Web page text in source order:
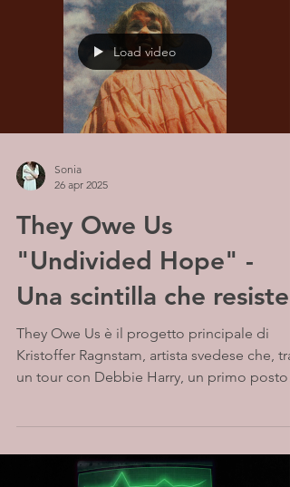
Load video
Sonia
26 apr 2025
They Owe Us
"Undivided Hope" -
Una scintilla che resiste
They Owe Us è il progetto principale di
Kristoffer Ragnstam, artista svedese che, tra
un tour con Debbie Harry, un primo posto